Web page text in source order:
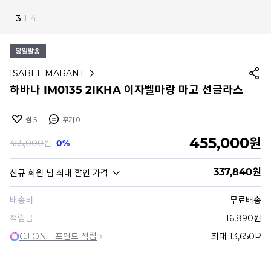
4 I 4
ISABEL MARANT
하바나 IM0135 2IKHA 이자벨마랑 마고 선글라스
찜 5 후기 0
455,000원 0% 455,000원
신규 회원 님 최대 할인 가격 337,840원
배송비
무료배송
적립금
16,890원
CJ ONE 포인트 적립
최대 13,650P